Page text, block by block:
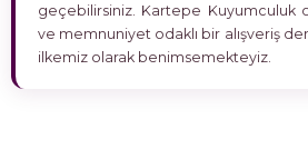
geçebilirsiniz. Kartepe Kuyumculuk
ve memnuniyet odaklı bir alışveriş
ilkemiz olarak benimsemekteyiz.